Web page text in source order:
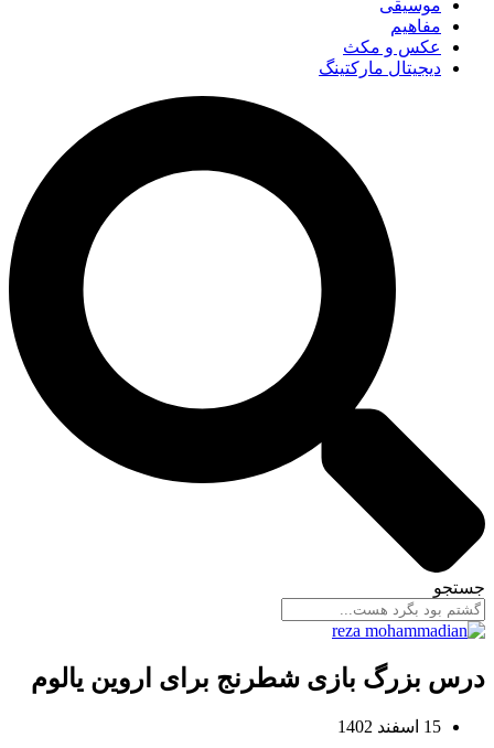
موسیقی
مفاهیم
عکس و مکث
دیجیتال مارکتینگ
جستجو
درس بزرگ بازی شطرنج برای اروین یالوم
15 اسفند 1402